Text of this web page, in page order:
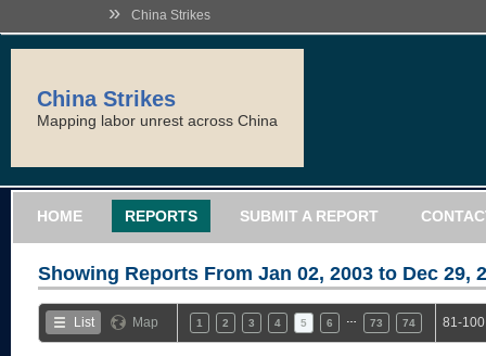
» China Strikes
China Strikes
Mapping labor unrest across China
HOME REPORTS SUBMIT A REPORT
Showing Reports From Jan 02, 2003 to Dec 29,
List Map 1 2 3 4 5 6 73 74 81-